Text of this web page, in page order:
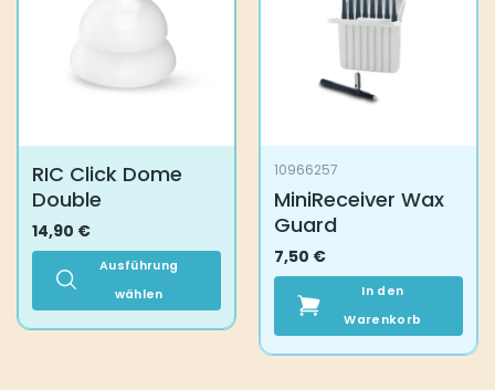
RIC Click Dome
Double
14,90 €
Ausführung
wählen
10966257
MiniReceiver Wax
Guard
7,50 €
In den
Warenkorb